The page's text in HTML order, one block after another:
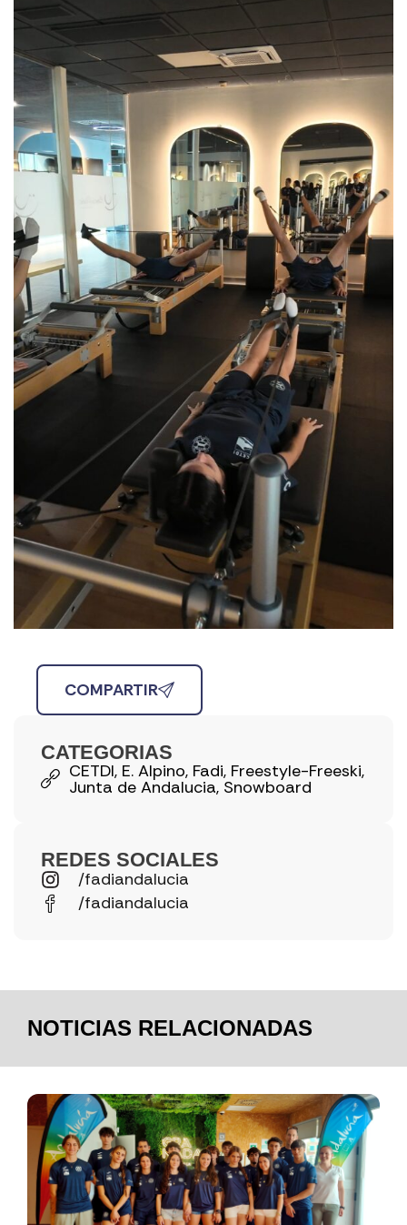
COMPARTIR
CATEGORIAS
CETDI, E. Alpino, Fadi, Freestyle-Freeski,
Junta de Andalucia, Snowboard
REDES SOCIALES
/fadiandalucia
/fadiandalucia
NOTICIAS RELACIONADAS